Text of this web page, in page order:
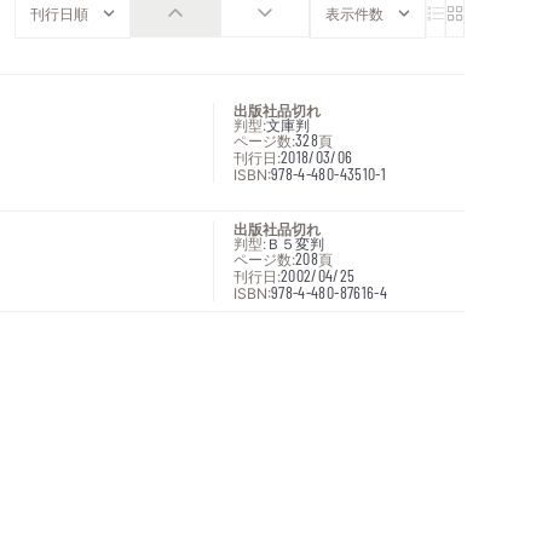
出版社品切れ
判型:文庫判
ページ数:328頁
刊行日:2018/03/06
ISBN:978-4-480-43510-1
出版社品切れ
判型: Ｂ５変判
ページ数:208頁
刊行日:2002/04/25
ISBN:978-4-480-87616-4